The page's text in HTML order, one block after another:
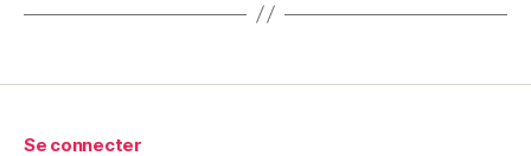
Se connecter